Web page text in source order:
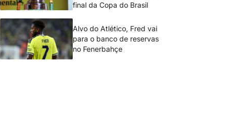
final da Copa do Brasil
Alvo do Atlético, Fred vai
para o banco de reservas
no Fenerbahçe